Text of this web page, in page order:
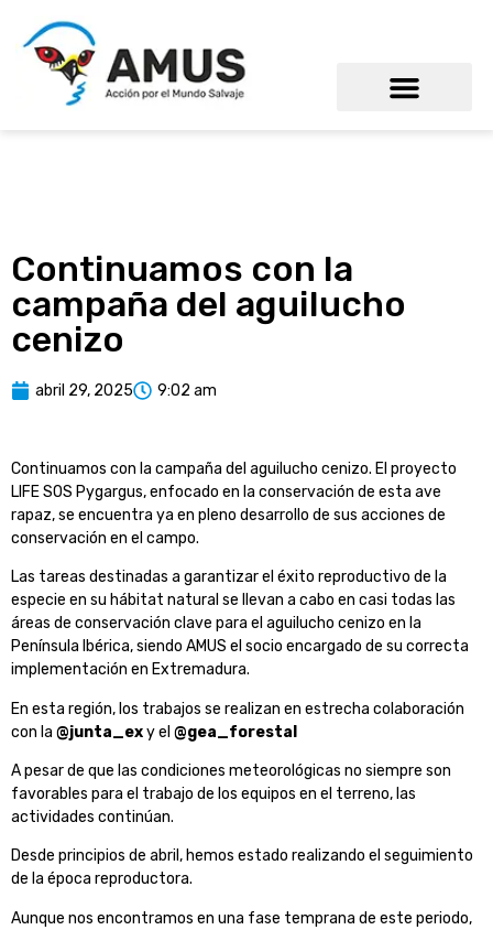
Continuamos con la
campaña del aguilucho
cenizo
abril 29, 2025 9:02 am
Continuamos con la campaña del aguilucho cenizo. El proyecto
LIFE SOS Pygargus, enfocado en la conservación de esta ave
rapaz, se encuentra ya en pleno desarrollo de sus acciones de
conservación en el campo.
Las tareas destinadas a garantizar el éxito reproductivo de la
especie en su hábitat natural se llevan a cabo en casi todas las
áreas de conservación clave para el aguilucho cenizo en la
Península Ibérica, siendo AMUS el socio encargado de su correcta
implementación en Extremadura.
En esta región, los trabajos se realizan en estrecha colaboración
con la @junta_exy el @gea_forestal
A pesar de que las condiciones meteorológicas no siempre son
favorables para el trabajo de los equipos en el terreno, las
actividades continúan.
Desde principios de abril, hemos estado realizando el seguimiento
de la época reproductora.
Aunque nos encontramos en una fase temprana de este periodo,